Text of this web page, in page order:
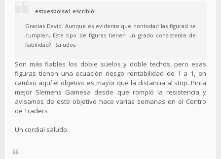
estoesbolsa1 escribió:
Gracias David. Aunque es evidente que nontodad las figurad se
cumplen, Este tipo de figuras tienen un grado consistente de
fiabilidad? . Saludos
Son más fiables los doble suelos y doble techos, pero esas
figuras tienen una ecuación riesgo rentabilidad de 1 a 1, en
cambio aquí el objetivo es mayor que la distancia al stop. Pinta
mejor SIemens Gamesa desde que rompió la resistencia y
avisamos de este objetivo hace varias semanas en el Centro
de Traders
Un cordial saludo.